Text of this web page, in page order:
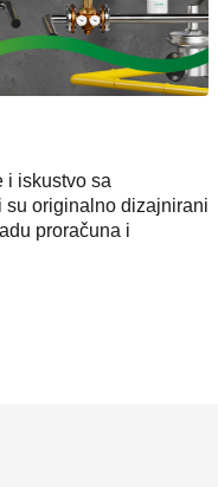
i iskustvo sa
su originalno dizajnirani
proračuna i